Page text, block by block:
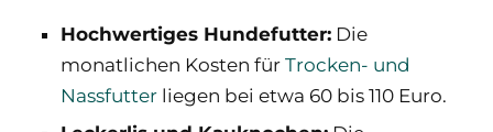
Hochwertiges Hundefutter: Die
monatlichen Kosten für Trocken- und
Nassfutter liegen bei etwa 60 bis 110 Euro.